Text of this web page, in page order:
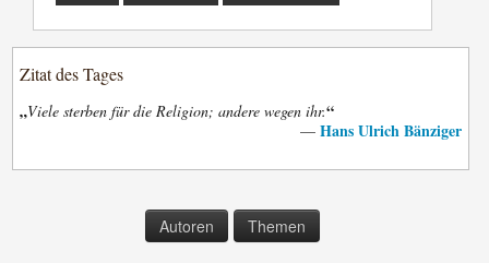
Zitat des Tages
„Viele sterben für die Religion; andere wegen ihr.“
— Hans Ulrich Bänziger
Autoren Themen